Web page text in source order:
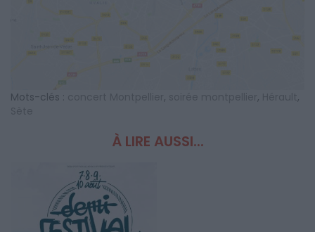
Mots-clés : , ,
,
À LIRE AUSSI...